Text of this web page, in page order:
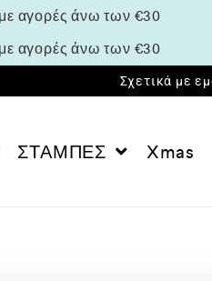
αγορές άνω των €30
αγορές άνω των €30
Σχετικά με
ΣΤΑΜΠΕΣ Xmas